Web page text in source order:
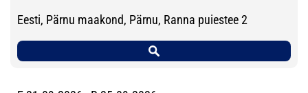
Eesti, Pärnu maakond, Pärnu, Ranna puiestee 2